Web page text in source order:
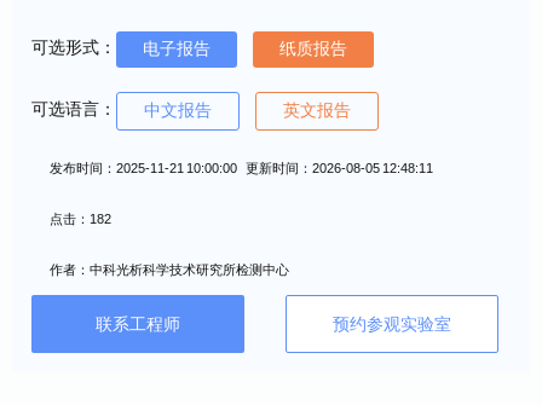
可选形式： 电子报告 纸质报告
可选语言： 中文报告 英文报告
发布时间：2025-11-21 10:00:00 更新时间：2026-08-05 12:48:11
点击：182
作者：中科光析科学技术研究所检测中心
联系工程师 预约参观实验室